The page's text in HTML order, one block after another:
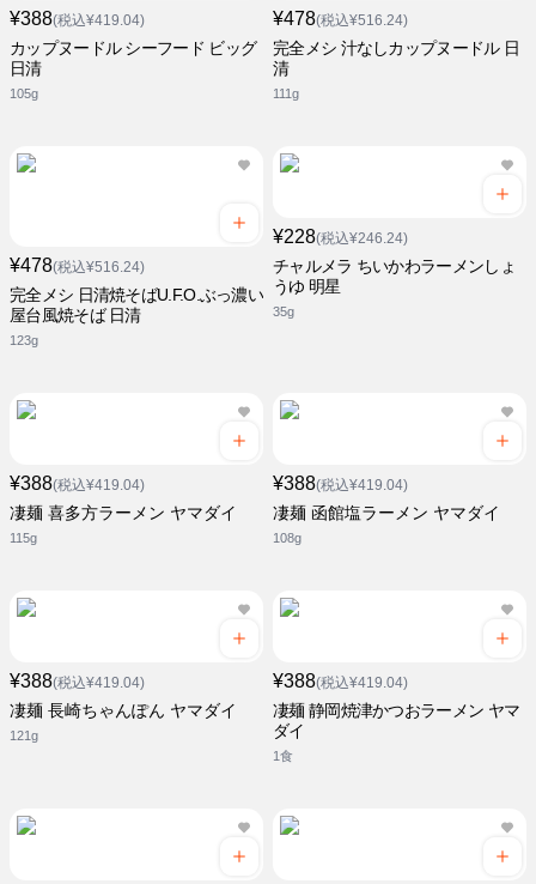
¥388(税込¥419.04)
カップヌードル シーフード ビッグ
日清
105g
¥478(税込¥516.24)
完全メシ 汁なしカップヌードル 日
清
111g
¥478(税込¥516.24)
完全メシ 日清焼そばU.F.O.ぶっ濃い
屋台風焼そば 日清
123g
¥228(税込¥246.24)
チャルメラ ちいかわラーメンしょ
うゆ 明星
35g
¥388(税込¥419.04)
凄麺 喜多方ラーメン ヤマダイ
115g
¥388(税込¥419.04)
凄麺 函館塩ラーメン ヤマダイ
108g
¥388(税込¥419.04)
凄麺 長崎ちゃんぽん ヤマダイ
121g
¥388(税込¥419.04)
凄麺 静岡焼津かつおラーメン ヤマ
ダイ
1食